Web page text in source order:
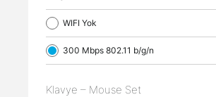
WIFI Yok
300 Mbps 802.11 b/g/n
Klavye – Mouse Set